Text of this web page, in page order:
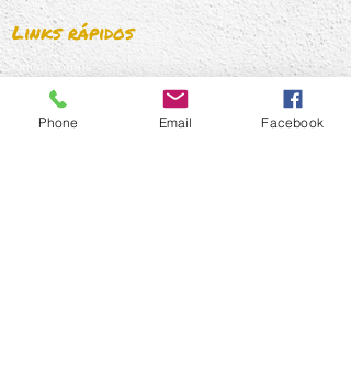
Links rápidos
Quem Somos
O que fazemos
Imprensa
Phone Email Facebook